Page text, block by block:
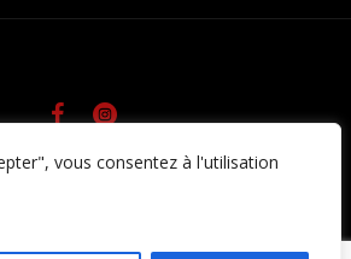
vous consentez à l'utilisation
/ © Fatrat85 • Tous droits